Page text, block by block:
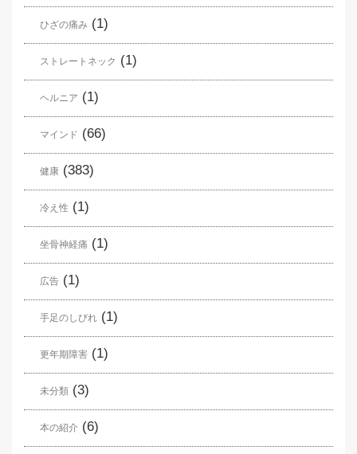
ひざの痛み (1)
ストレートネック (1)
ヘルニア (1)
マインド (66)
健康 (383)
冷え性 (1)
坐骨神経痛 (1)
広告 (1)
手足のしびれ (1)
更年期障害 (1)
未分類 (3)
本の紹介 (6)